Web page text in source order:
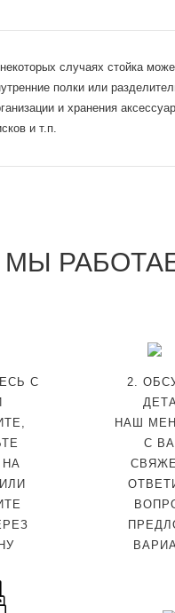
случаях стойка
полки или разделители для
и хранения
дисков и т.п.
МЫ
С
НА
2.
НАШ
С